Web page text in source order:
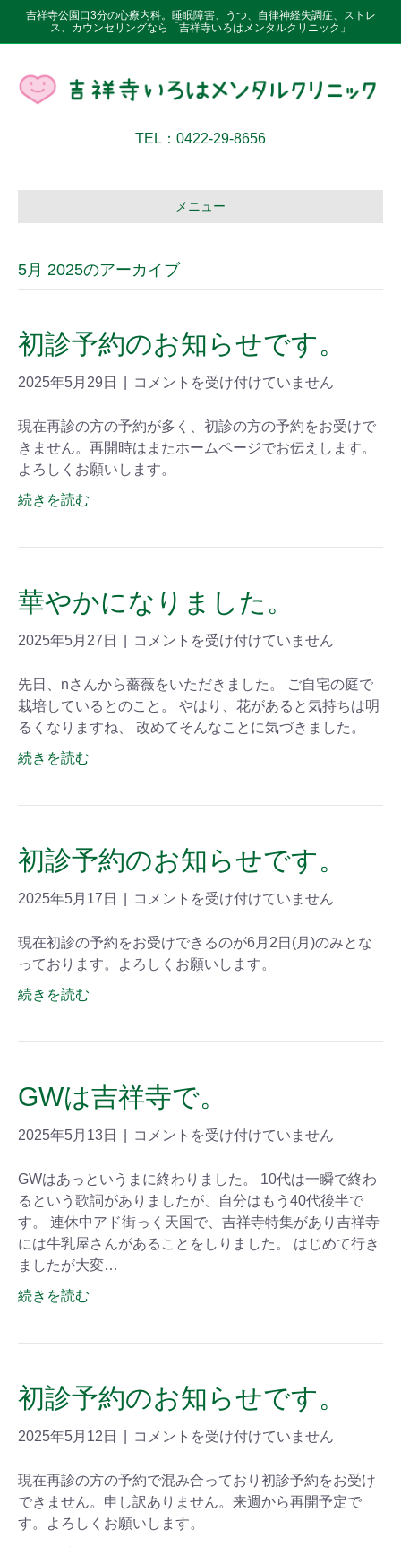
吉祥寺公園口3分の心療内科。睡眠障害、うつ、自律神経失調症、ストレ
ス、カウンセリングなら「吉祥寺いろはメンタルクリニック」
TEL：0422-29-8656
メニュー
5月 2025のアーカイブ
初診予約のお知らせです。
2025年5月29日 コメントを受け付けていません
現在再診の方の予約が多く、初診の方の予約をお受けで
きません。再開時はまたホームページでお伝えします。
よろしくお願いします。
続きを読む
華やかになりました。
2025年5月27日 コメントを受け付けていません
先日、nさんから薔薇をいただきました。 ご自宅の庭で
栽培しているとのこと。 やはり、花があると気持ちは明
るくなりますね、 改めてそんなことに気づきました。
続きを読む
初診予約のお知らせです。
2025年5月17日 コメントを受け付けていません
現在初診の予約をお受けできるのが6月2日(月)のみとな
っております。よろしくお願いします。
続きを読む
GWは吉祥寺で。
2025年5月13日 コメントを受け付けていません
GWはあっというまに終わりました。 10代は一瞬で終わ
るという歌詞がありましたが、自分はもう40代後半で
す。 連休中アド街っく天国で、吉祥寺特集があり吉祥寺
には牛乳屋さんがあることをしりました。 はじめて行き
ましたが大変…
続きを読む
初診予約のお知らせです。
2025年5月12日 コメントを受け付けていません
現在再診の方の予約で混み合っており初診予約をお受け
できません。申し訳ありません。来週から再開予定で
す。よろしくお願いします。